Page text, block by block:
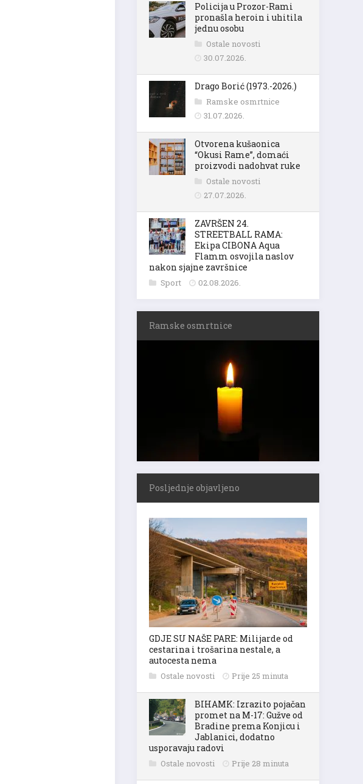
Policija u Prozor-Rami
pronašla heroin i uhitila
jednu osobu
Ostale novosti
30.07.2026.
Drago Borić (1973.-2026.)
Ramske osmrtnice
31.07.2026.
Otvorena kušaonica
“Okusi Rame”, domaći
proizvodi nadohvat ruke
Ostale novosti
27.07.2026.
ZAVRŠEN 24.
STREETBALL RAMA:
Ekipa CIBONA Aqua
Flamm osvojila naslov
nakon sjajne završnice
Sport 02.08.2026.
Ramske osmrtnice
Posljednje objavljeno
GDJE SU NAŠE PARE: Milijarde od
cestarina i trošarina nestale, a
autocesta nema
Ostale novosti Prije 25 minuta
BIHAMK: Izrazito pojačan
promet na M-17: Gužve od
Bradine prema Konjicu i
Jablanici, dodatno
usporavaju radovi
Ostale novosti Prije 28 minuta